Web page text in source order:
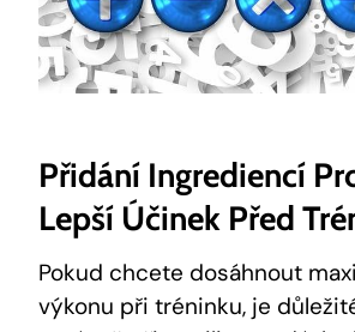
Přidání Ingrediencí
Lepší ‍účinek Před
Pokud‍ chcete dosáhnout
výkonu ​při tréninku, je​